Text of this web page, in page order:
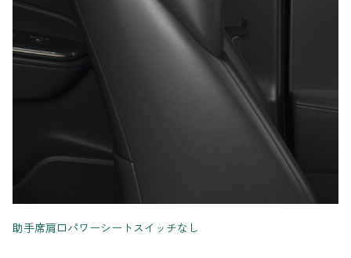
助手席肩口パワーシートスイッチなし